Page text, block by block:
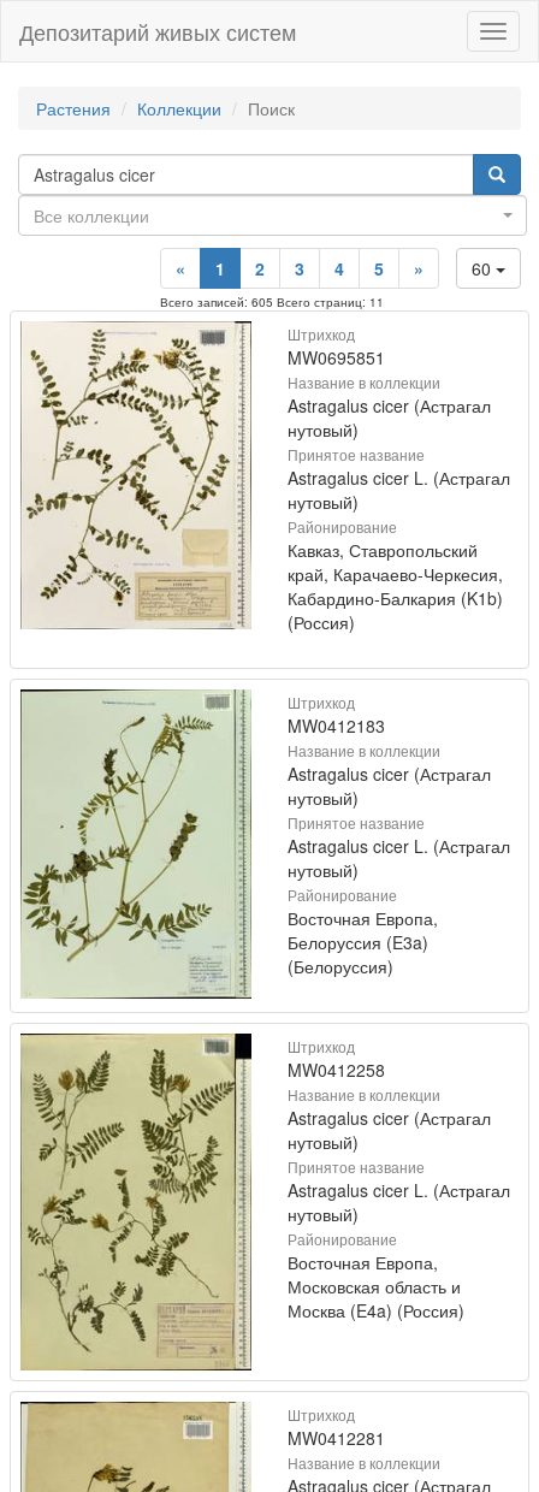
Депозитарий живых систем
Растения Коллекции Поиск
Все коллекции
60
« 1 2 3 4 5 »
Всего записей: 605 Всего страниц: 11
Штрихкод
MW0695851
Название в коллекции
Astragalus cicer (Астрагал
нутовый)
Принятое название
Astragalus cicer L. (Астрагал
нутовый)
Районирование
Кавказ, Ставропольский
край, Карачаево-Черкесия,
Кабардино-Балкария (K1b)
(Россия)
Штрихкод
MW0412183
Название в коллекции
Astragalus cicer (Астрагал
нутовый)
Принятое название
Astragalus cicer L. (Астрагал
нутовый)
Районирование
Восточная Европа,
Белоруссия (E3a)
(Белоруссия)
Штрихкод
MW0412258
Название в коллекции
Astragalus cicer (Астрагал
нутовый)
Принятое название
Astragalus cicer L. (Астрагал
нутовый)
Районирование
Восточная Европа,
Московская область и
Москва (E4a) (Россия)
Штрихкод
MW0412281
Название в коллекции
Astragalus cicer (Астрагал